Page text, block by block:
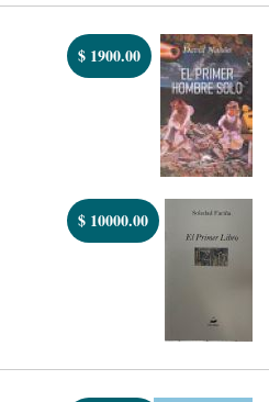
$ 1900.00
$ 10000.00